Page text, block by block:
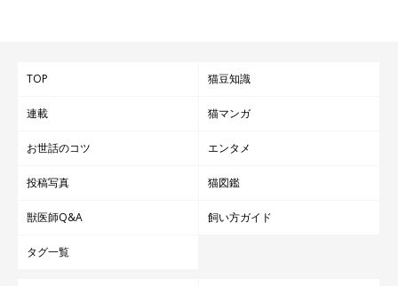
TOP 猫豆知識
連載 猫マンガ
お世話のコツ エンタメ
投稿写真 猫図鑑
獣医師Q&A 飼い方ガイド
タグ一覧